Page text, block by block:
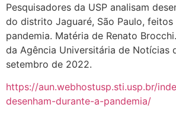
Pesquisadores da USP analisam
do distrito Jaguaré, São Paulo, feitos
pandemia. Matéria de Renato
da Agência Universitária de Notícias
setembro de 2022.
https://aun.webhostusp.sti.usp.br/
desenham-durante-a-pandemia/